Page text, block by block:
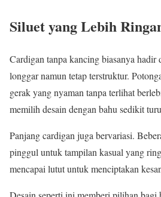
Siluet yang Lebih
Cardigan tanpa kancing biasanya hadir
longgar namun tetap terstruktur.
gerak yang nyaman tanpa terlihat
memilih desain dengan bahu sedikit
Panjang cardigan juga bervariasi.
pinggul untuk tampilan kasual yang
mencapai lutut untuk menciptakan